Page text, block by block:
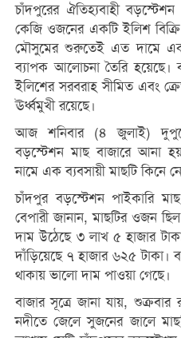
চাঁদপুরের ঐতিহ্যবাহী বড়স্টেশন
কেজি ওজনের একটি ইলিশ
মৌসুমের শুরুতেই এত দামে
ব্যাপক আলোচনা তৈরি হয়েছে।
ইলিশের সরবরাহ সীমিত এবং
ঊর্ধ্বমুখী রয়েছে।
আজ শনিবার (৪ জুলাই)
বড়স্টেশন মাছ বাজারে আনা
নামে এক ব্যবসায়ী মাছটি কিনে
চাঁদপুর বড়স্টেশন পাইকারি
বেপারী জানান, মাছটির ওজন
দাম উঠেছে ৩ লাখ ৫ হাজার
দাঁড়িয়েছে ৭ হাজার ৬২৫ টাকা।
থাকায় ভালো দাম পাওয়া গেছে।
বাজার সূত্রে জানা যায়, শুক্রবার
নদীতে জেলে সুজনের জালে